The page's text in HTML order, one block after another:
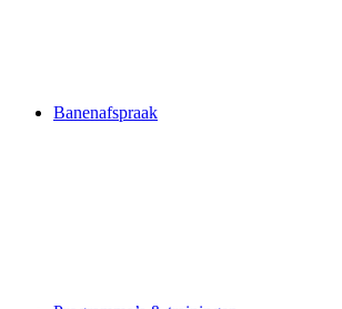
Banenafspraak